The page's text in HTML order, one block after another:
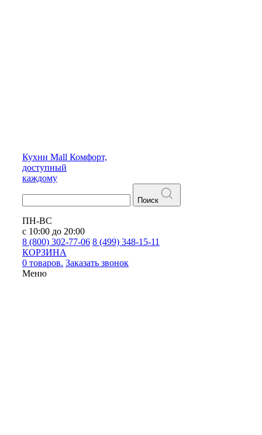
Кухни Mall Комфорт,
доступный
каждому
Поиск
ПН-ВС
с 10:00 до 20:00
8 (800) 302-77-06 8 (499) 348-15-11
КОРЗИНА
0 товаров. Заказать звонок
Меню